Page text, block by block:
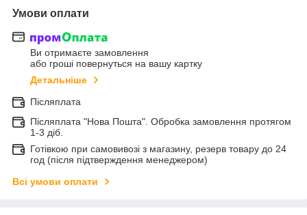
Умови оплати
Ви отримаєте замовлення
або гроші повернуться на вашу картку
Детальніше
Післяплата
Післяплата "Нова Пошта". Обробка замовлення протягом
1-3 діб.
Готівкою при самовивозі з магазину, резерв товару до 24
год (після підтверждення менеджером)
Всі умови оплати